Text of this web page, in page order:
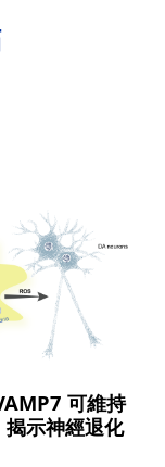
可維持
示神經退化